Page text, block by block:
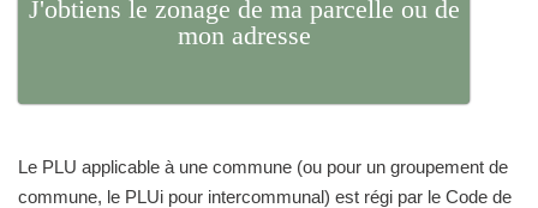
J'obtiens le zonage de ma parcelle ou de
mon adresse
Le PLU applicable à une commune (ou pour un groupement de
commune, le PLUi pour intercommunal) est régi par le Code de